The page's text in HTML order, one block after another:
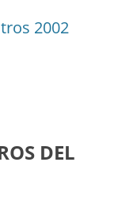
2002
DEL